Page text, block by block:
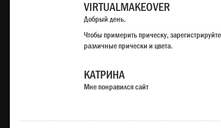
VIRTUALMAKEOVER
Добрый день.
Чтобы примерить прическу,
различные прически и цвета.
КАТРИНА
Мне понравился сайт